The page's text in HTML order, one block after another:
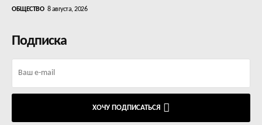
ОБЩЕСТВО 8 августа, 2026
Подписка
ХОЧУ ПОДПИСАТЬСЯ